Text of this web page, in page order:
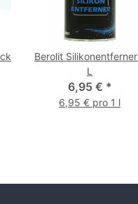
Berolit Silikonentferner 1
L
6,95 € *
6,95 € pro 1 l